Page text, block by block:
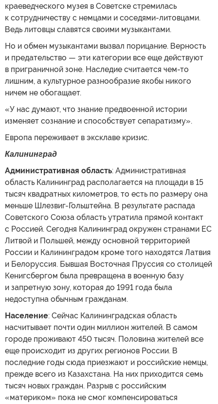
краеведческого музея в Советске стремилась
к сотрудничеству с немцами и соседями-литовцами.
Ведь литовцы славятся своими музыкантами.
Но и обмен музыкантами вызвал порицание. Верность
и предательство — эти категории все еще действуют
в приграничной зоне. Наследие считается чем-то
лишним, а культурное разнообразие якобы никого
ничем не обогащает.
«У нас думают, что знание предвоенной истории
изменяет сознание и способствует сепаратизму».
Европа переживает в эксклаве кризис.
Калининград
Административная область: Административная
область Калининград располагается на площади в 15
тысяч квадратных километров, то есть по размеру она
меньше Шлезвиг-Гольштейна. В результате распада
Советского Союза область утратила прямой контакт
с Россией. Сегодня Калининград окружен странами ЕС
Литвой и Польшей, между основной территорией
России и Калининградом кроме того находятся Латвия
и Белоруссия. Бывшая Восточная Пруссия со столицей
Кенигсбергом была превращена в военную базу
и запретную зону, которая до 1991 года была
недоступна обычным гражданам.
Население: Сейчас Калининградская область
насчитывает почти один миллион жителей. В самом
городе проживают 450 тысяч. Половина жителей все
еще происходит из других регионов России. В
последние годы сюда приезжают и российские немцы,
прежде всего из Казахстана. На них приходится семь
тысяч новых граждан. Разрыв с российским
«материком» пока не смог компенсироваться